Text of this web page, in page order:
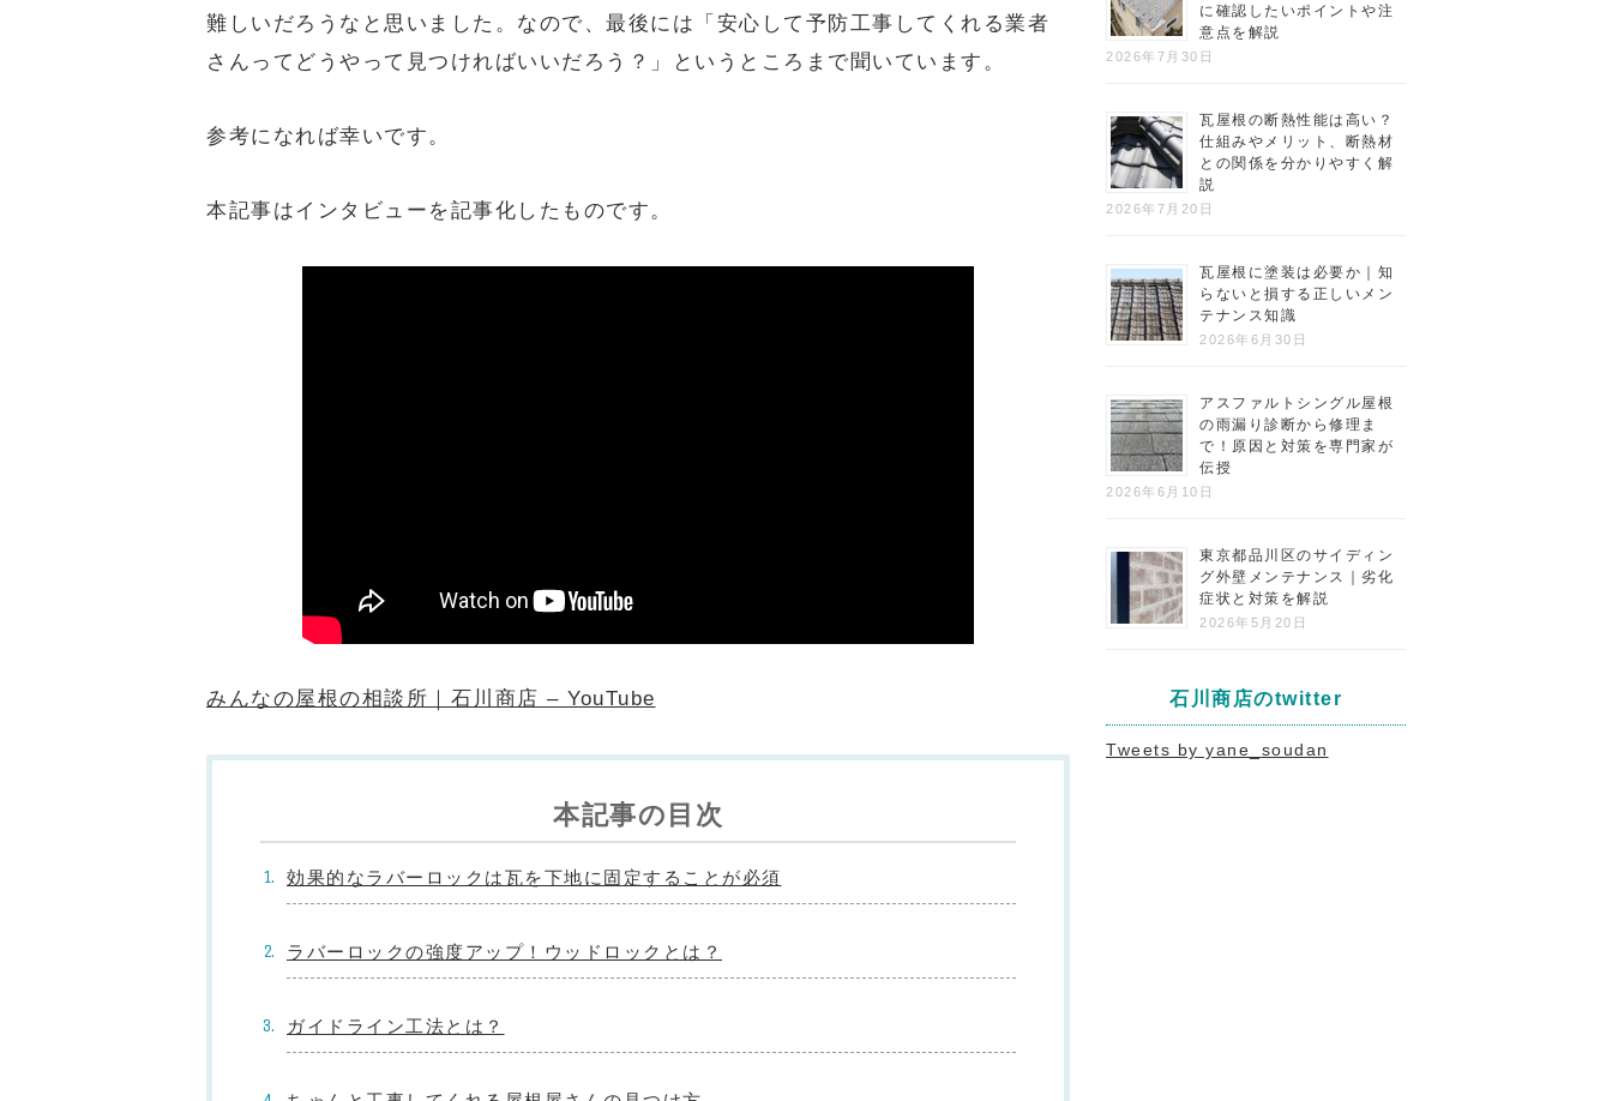
難しいだろうなと思いました。なので、最後には「安心して予防工事してくれる業者
さんってどうやって見つければいいだろう？」というところまで聞いています。
参考になれば幸いです。
本記事はインタビューを記事化したものです。
みんなの屋根の相談所｜石川商店 – YouTube
本記事の目次
効果的なラバーロックは瓦を下地に固定することが必須
ラバーロックの強度アップ！ウッドロックとは？
ガイドライン工法とは？
に確認したいポイントや注
意点を解説
2026年7月30日
瓦屋根の断熱性能は高い？
仕組みやメリット、断熱材
との関係を分かりやすく解
説
2026年7月20日
瓦屋根に塗装は必要か｜知
らないと損する正しいメン
テナンス知識
2026年6月30日
アスファルトシングル屋根
の雨漏り診断から修理ま
で！原因と対策を専門家が
伝授
2026年6月10日
東京都品川区のサイディン
グ外壁メンテナンス｜劣化
症状と対策を解説
2026年5月20日
石川商店のtwitter
Tweets by yane_soudan